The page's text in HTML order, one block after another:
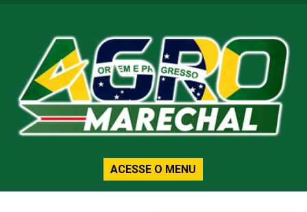
ACESSE O MENU